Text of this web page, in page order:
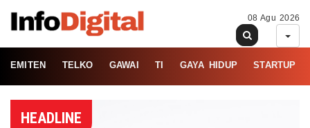
08 Agu 2026
EMITEN TELKO GAWAI TI GAYA HIDUP STARTUP
HEADLINE